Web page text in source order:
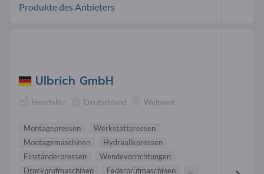
Produkte des Anbieters
Ulbrich GmbH
Hersteller Deutschland Weltweit
Montagepressen
Werkstattpressen
Montagemaschinen
Hydraulikpressen
Einständerpressen
Wendevorrichtungen
Druckprüfmaschinen
Federprüfmaschinen ...